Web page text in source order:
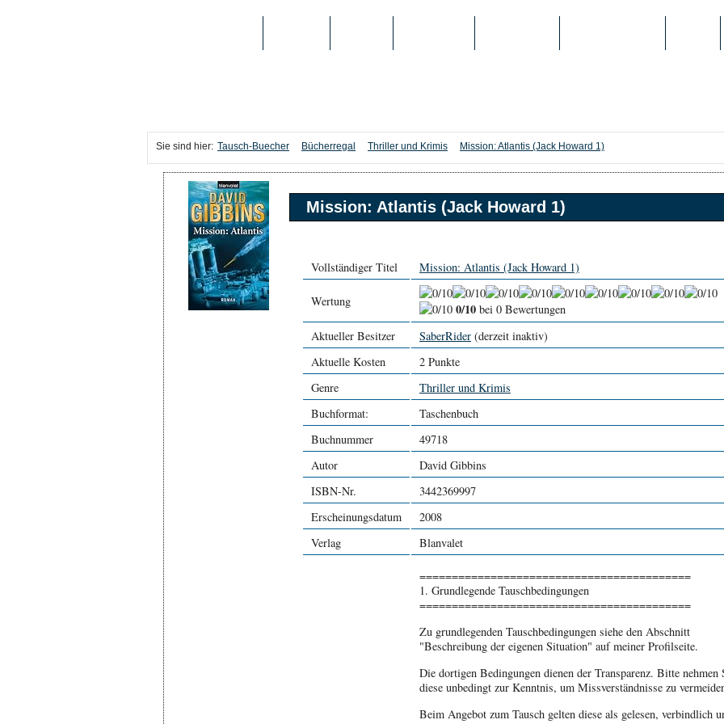
Sie sind hier: Tausch-Buecher Bücherregal Thriller und Krimis Mission: Atlantis (Jack Howard 1)
Mission: Atlantis (Jack Howard 1)
Vollständiger Titel Mission: Atlantis (Jack Howard 1)
Wertung 0/10 bei 0 Bewertungen
Aktueller Besitzer
SaberRider (derzeit inaktiv)
Aktuelle Kosten
2 Punkte
Genre
Thriller und Krimis
Buchformat:
Taschenbuch
Buchnummer
49718
Autor
David Gibbins
ISBN-Nr.
3442369997
Erscheinungsdatum
2008
Verlag
Blanvalet
==========================================
1. Grundlegende Tauschbedingungen
==========================================
Zu grundlegenden Tauschbedingungen siehe den Abschnitt
"Beschreibung der eigenen Situation" auf meiner Profilseite.
Die dortigen Bedingungen dienen der Transparenz. Bitte nehmen
diese unbedingt zur Kenntnis, um Missverständnisse zu
Beim Angebot zum Tausch gelten diese als gelesen, verbindlich